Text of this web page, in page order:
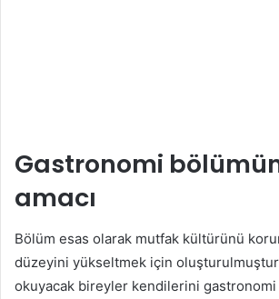
Gastronomi
amacı
Bölüm esas olarak mutfak kültürünü
düzeyini yükseltmek için
okuyacak bireyler kendilerini